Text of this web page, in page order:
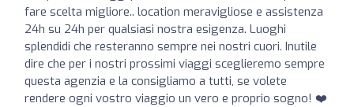
fare scelta migliore.. location meravigliose e assistenza
24h su 24h per qualsiasi nostra esigenza. Luoghi
splendidi che resteranno sempre nei nostri cuori. Inutile
dire che per i nostri prossimi viaggi sceglieremo sempre
questa agenzia e la consigliamo a tutti, se volete
rendere ogni vostro viaggio un vero e proprio sogno! ❤️